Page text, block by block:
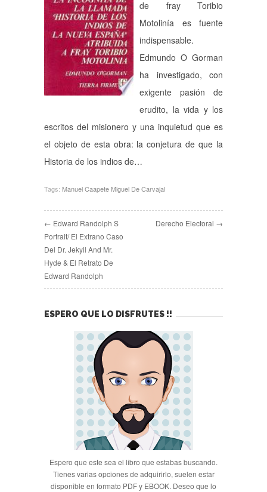
de fray Toribio
Motolinía es fuente
indispensable.
Edmundo O Gorman
ha investigado, con
exigente pasión de
erudito, la vida y los
escritos del misionero y una inquietud que es
el objeto de esta obra: la conjetura de que la
Historia de los indios de…
Tags: Manuel Caapete Miguel De Carvajal
← Edward Randolph S
Portrait/ El Extrano Caso
Del Dr. Jekyll And Mr.
Hyde & El Retrato De
Edward Randolph
Derecho Electoral →
ESPERO QUE LO DISFRUTES !!
Espero que este sea el libro que estabas buscando.
Tienes varias opciones de adquirirlo, suelen estar
disponible en formato PDF y EBOOK. Deseo que lo